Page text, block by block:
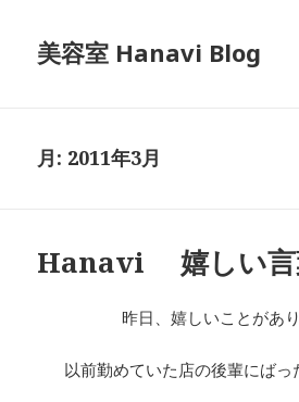
美容室 Hanavi Blog
月: 2011年3月
Hanavi 嬉しい言
昨日、嬉しいことがあり
以前勤めていた店の後輩にばっ